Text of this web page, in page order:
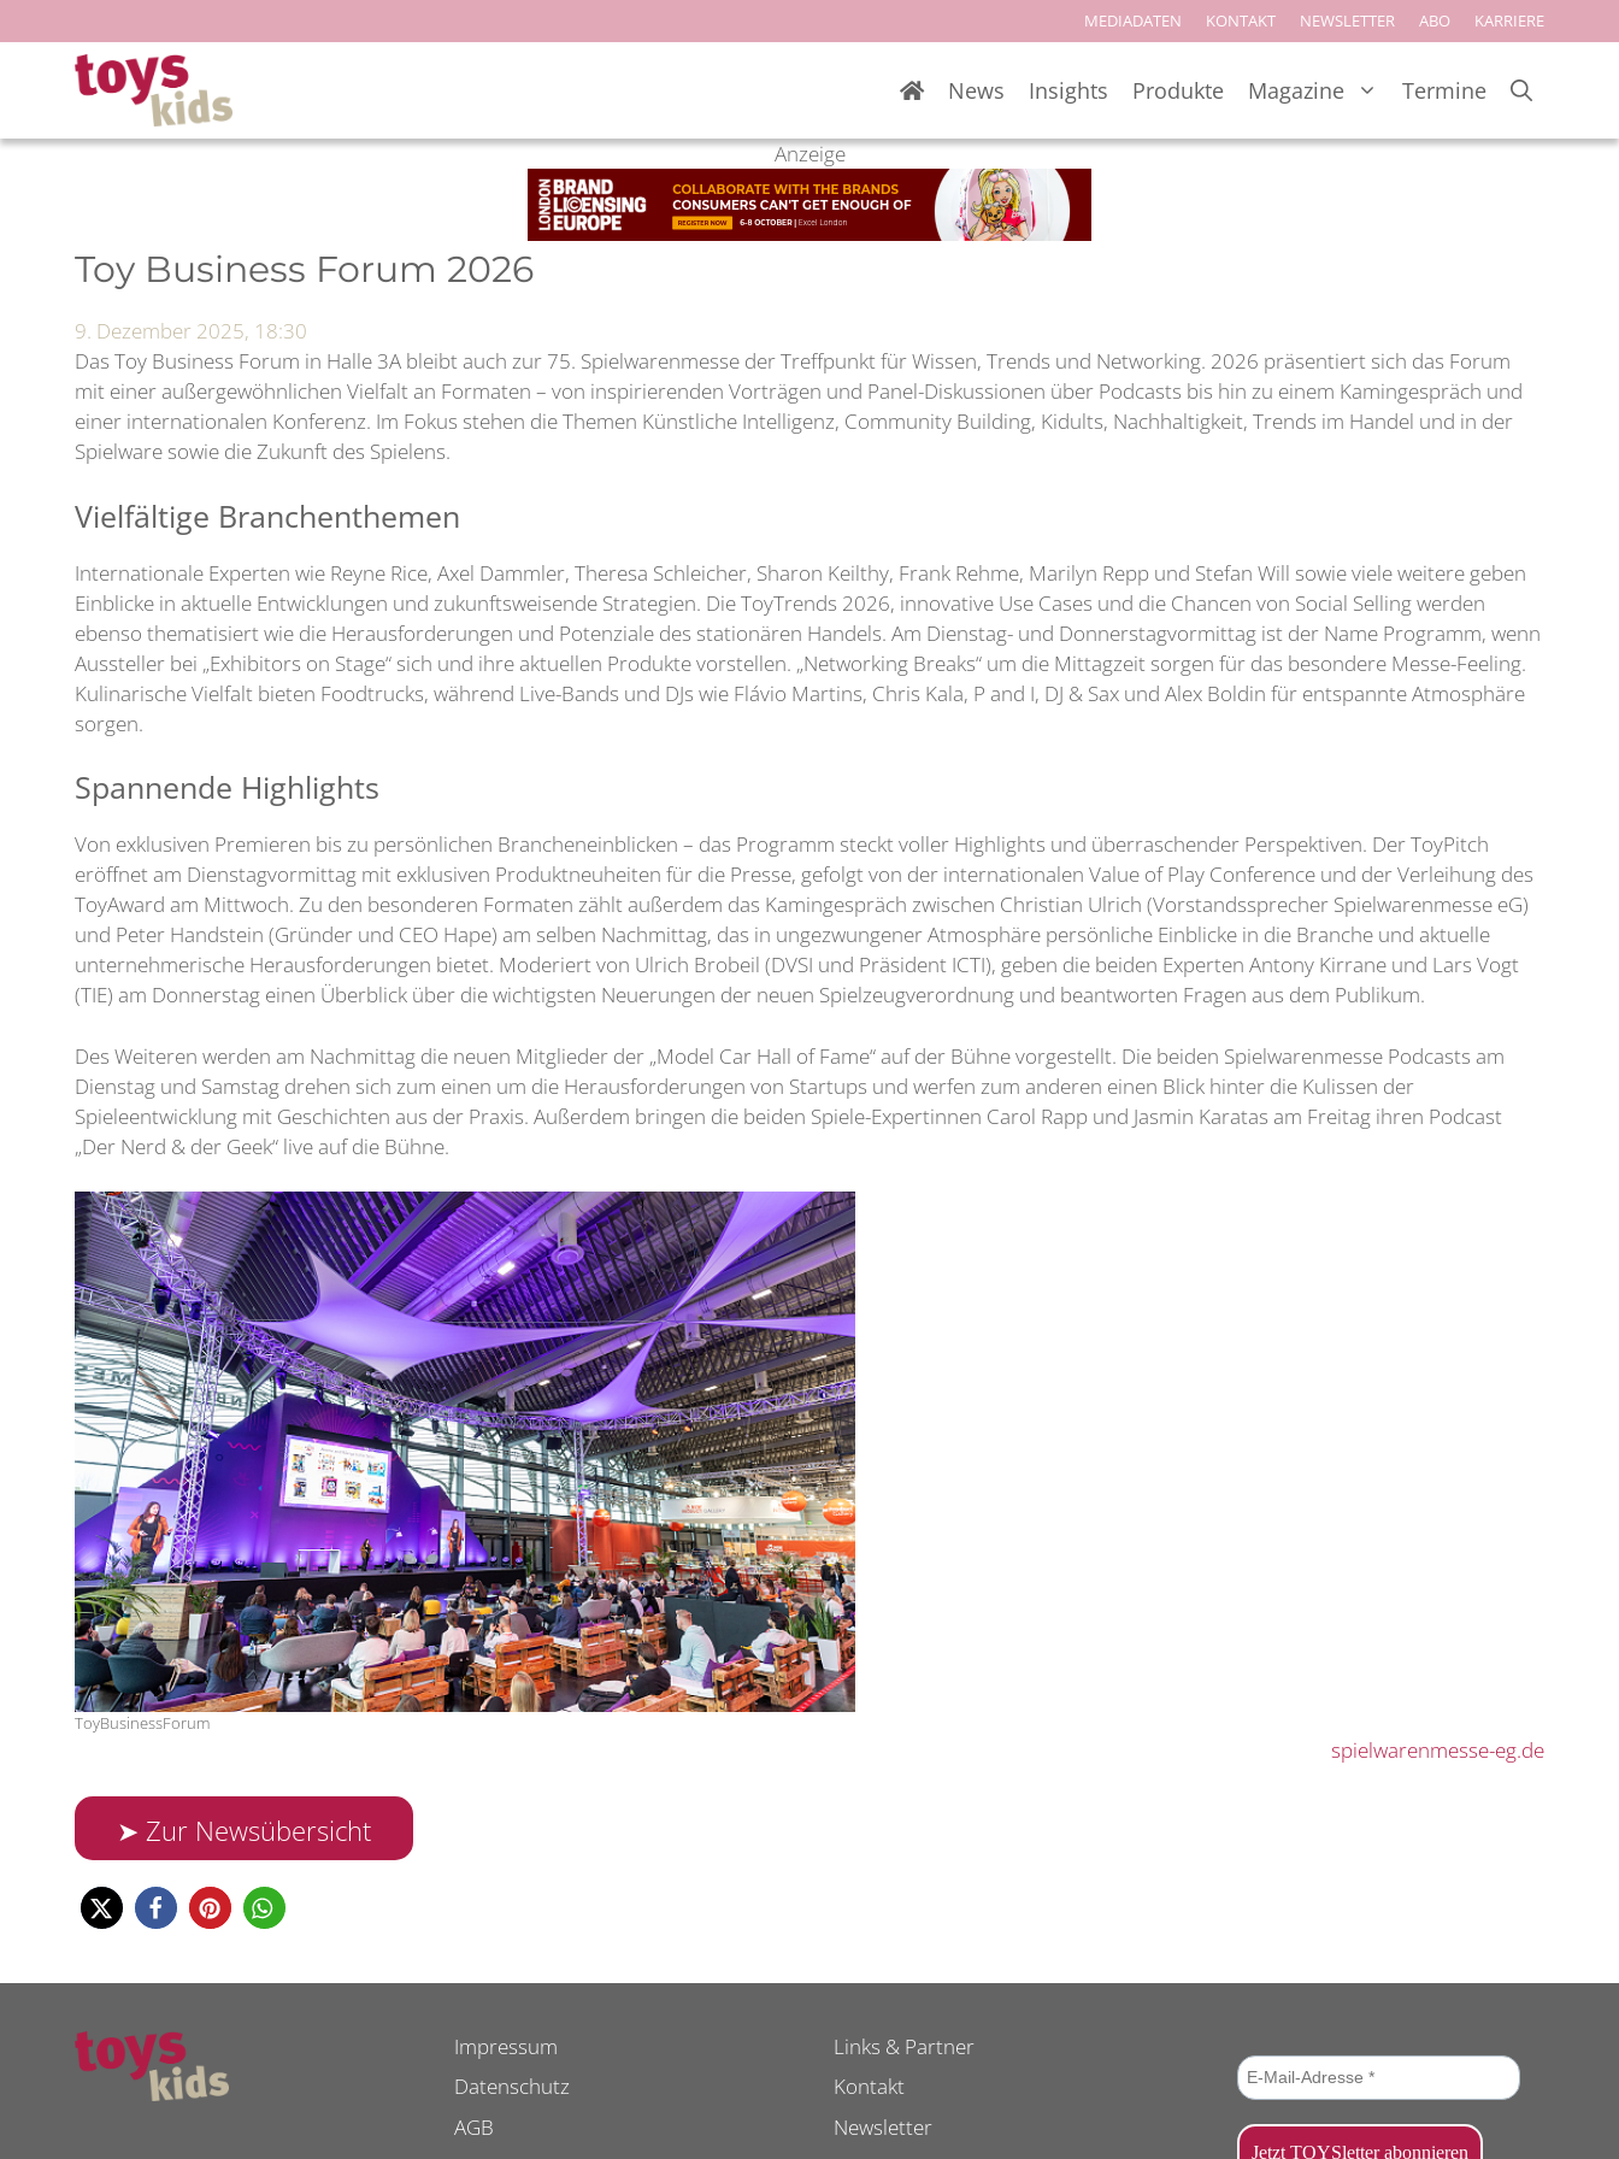
Inhalt
springen
MEDIADATEN KONTAKT NEWSLETTER ABO KARRIERE
News Insights Produkte Magazine Termine
Anzeige
Toy Business Forum 2026
9. Dezember 2025, 18:30
Das Toy Business Forum in Halle 3A bleibt auch zur 75. Spielwarenmesse der Treffpunkt für Wissen, Trends und Networking. 2026 präsentiert sich das Forum
mit einer außergewöhnlichen Vielfalt an Formaten – von inspirierenden Vorträgen und Panel-Diskussionen über Podcasts bis hin zu einem Kamingespräch und
einer internationalen Konferenz. Im Fokus stehen die Themen Künstliche Intelligenz, Community Building, Kidults, Nachhaltigkeit, Trends im Handel und in der
Spielware sowie die Zukunft des Spielens.
Vielfältige Branchenthemen
Internationale Experten wie Reyne Rice, Axel Dammler, Theresa Schleicher, Sharon Keilthy, Frank Rehme, Marilyn Repp und Stefan Will sowie viele weitere geben
Einblicke in aktuelle Entwicklungen und zukunftsweisende Strategien. Die ToyTrends 2026, innovative Use Cases und die Chancen von Social Selling werden
ebenso thematisiert wie die Herausforderungen und Potenziale des stationären Handels. Am Dienstag- und Donnerstagvormittag ist der Name Programm, wenn
Aussteller bei „Exhibitors on Stage“ sich und ihre aktuellen Produkte vorstellen. „Networking Breaks“ um die Mittagzeit sorgen für das besondere Messe-Feeling.
Kulinarische Vielfalt bieten Foodtrucks, während Live-Bands und DJs wie Flávio Martins, Chris Kala, P and I, DJ & Sax und Alex Boldin für entspannte Atmosphäre
sorgen.
Spannende Highlights
Von exklusiven Premieren bis zu persönlichen Brancheneinblicken – das Programm steckt voller Highlights und überraschender Perspektiven. Der ToyPitch
eröffnet am Dienstagvormittag mit exklusiven Produktneuheiten für die Presse, gefolgt von der internationalen Value of Play Conference und der Verleihung des
ToyAward am Mittwoch. Zu den besonderen Formaten zählt außerdem das Kamingespräch zwischen Christian Ulrich (Vorstandssprecher Spielwarenmesse eG)
und Peter Handstein (Gründer und CEO Hape) am selben Nachmittag, das in ungezwungener Atmosphäre persönliche Einblicke in die Branche und aktuelle
unternehmerische Herausforderungen bietet. Moderiert von Ulrich Brobeil (DVSI und Präsident ICTI), geben die beiden Experten Antony Kirrane und Lars Vogt
(TIE) am Donnerstag einen Überblick über die wichtigsten Neuerungen der neuen Spielzeugverordnung und beantworten Fragen aus dem Publikum.
Des Weiteren werden am Nachmittag die neuen Mitglieder der „Model Car Hall of Fame“ auf der Bühne vorgestellt. Die beiden Spielwarenmesse Podcasts am
Dienstag und Samstag drehen sich zum einen um die Herausforderungen von Startups und werfen zum anderen einen Blick hinter die Kulissen der
Spieleentwicklung mit Geschichten aus der Praxis. Außerdem bringen die beiden Spiele-Expertinnen Carol Rapp und Jasmin Karatas am Freitag ihren Podcast
„Der Nerd & der Geek“ live auf die Bühne.
ToyBusinessForum
spielwarenmesse-eg.de
➤ Zur Newsübersicht
Impressum
Datenschutz
AGB
Links & Partner
Kontakt
Newsletter